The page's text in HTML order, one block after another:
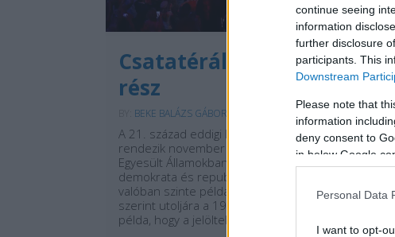
continue seeing
information
further disclosure
participants. This
Downstream
Please note that
information
deny consent to
in below Google
Personal Data
I want to opt-
Csatatérállamok - 1.
rész
BEKE BALÁZS GÁBOR
A 21. század eddigi legszorosabb választását
rendezik november 5-én rendezik az
Egyesült Államokban. A kiélezett verseny a
demokrata és republikánus jelöltek között
valóban szinte példa nélküli, sok szakértő
szerint utoljára a 19. században volt arra
példa, hogy a jelöltek szinte azonos számú…